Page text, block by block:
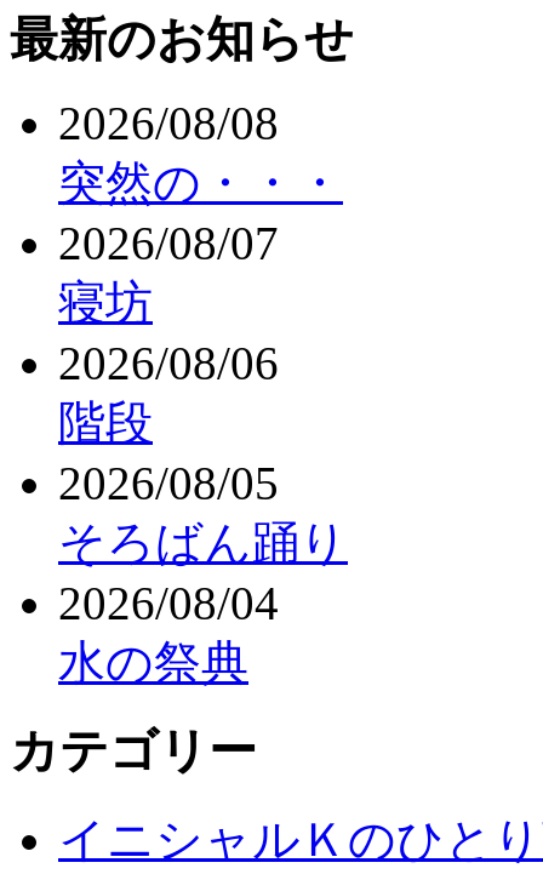
最新のお知らせ
2026/08/08
突然の・・・
2026/08/07
寝坊
2026/08/06
階段
2026/08/05
そろばん踊り
2026/08/04
水の祭典
カテゴリー
イニシャルＫのひと